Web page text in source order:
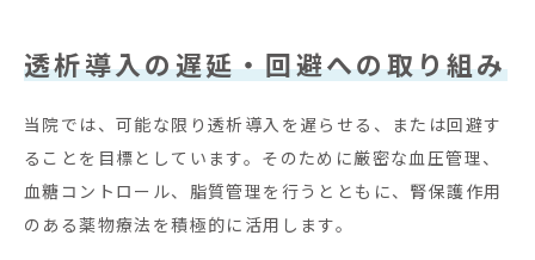
透析導入の遅延・回避への取り組み
当院では、可能な限り透析導入を遅らせる、または回避す
ることを目標としています。そのために厳密な血圧管理、
血糖コントロール、脂質管理を行うとともに、腎保護作用
のある薬物療法を積極的に活用します。